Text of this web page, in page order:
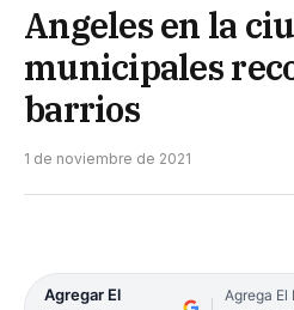
Angeles en la
municipales
barrios
1 de noviembre de 2021
Agregar El
Agrega El